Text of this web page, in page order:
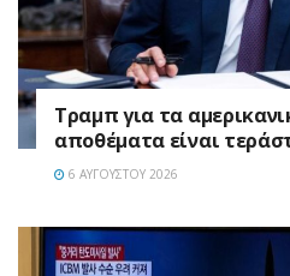
Τραμπ για τα
αποθέματα είναι
6 ΑΥΓΟΎΣΤΟΥ 2026